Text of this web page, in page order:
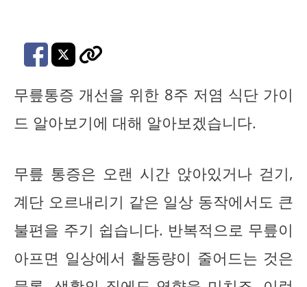
무릎통증 개선을 위한 8주 저염 식단 가이
드 알아보기에 대해 알아보겠습니다.
무릎 통증은 오랜 시간 앉아있거나 걷기,
계단 오르내리기 같은 일상 동작에서도 큰
불편을 주기 쉽습니다. 반복적으로 무릎이
아프면 일상에서 활동량이 줄어드는 것은